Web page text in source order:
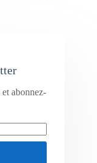
et abonnez-